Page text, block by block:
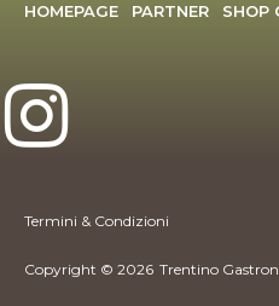
HOMEPAGE PARTNER SHOP
Copyright © 2026 Trentino
Termini & Condizioni